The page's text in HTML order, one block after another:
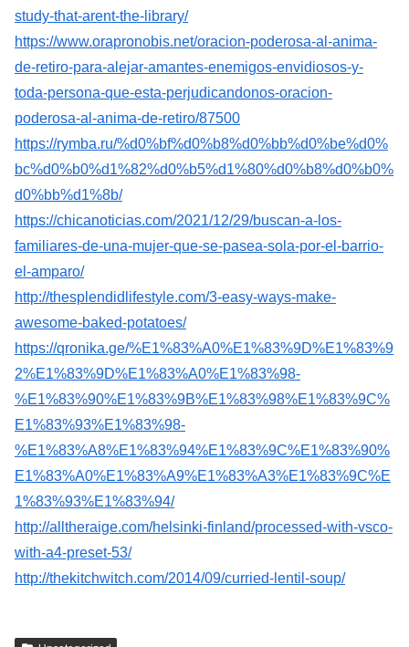
study-that-arent-the-library/
https://www.orapronobis.net/oracion-poderosa-al-anima-
de-retiro-para-alejar-amantes-enemigos-envidiosos-y-
toda-persona-que-esta-perjudicandonos-oracion-
poderosa-al-anima-de-retiro/87500
https://rymba.ru/%d0%bf%d0%b8%d0%bb%d0%be%d0%
bc%d0%b0%d1%82%d0%b5%d1%80%d0%b8%d0%b0%
d0%bb%d1%8b/
https://chicanoticias.com/2021/12/29/buscan-a-los-
familiares-de-una-mujer-que-se-pasea-sola-por-el-barrio-
el-amparo/
http://thesplendidlifestyle.com/3-easy-ways-make-
awesome-baked-potatoes/
https://qronika.ge/%E1%83%A0%E1%83%9D%E1%83%9
2%E1%83%9D%E1%83%A0%E1%83%98-
%E1%83%90%E1%83%9B%E1%83%98%E1%83%9C%
E1%83%93%E1%83%98-
%E1%83%A8%E1%83%94%E1%83%9C%E1%83%90%
E1%83%A0%E1%83%A9%E1%83%A3%E1%83%9C%E
1%83%93%E1%83%94/
http://alltheraige.com/helsinki-finland/processed-with-vsco-
with-a4-preset-53/
http://thekitchwitch.com/2014/09/curried-lentil-soup/